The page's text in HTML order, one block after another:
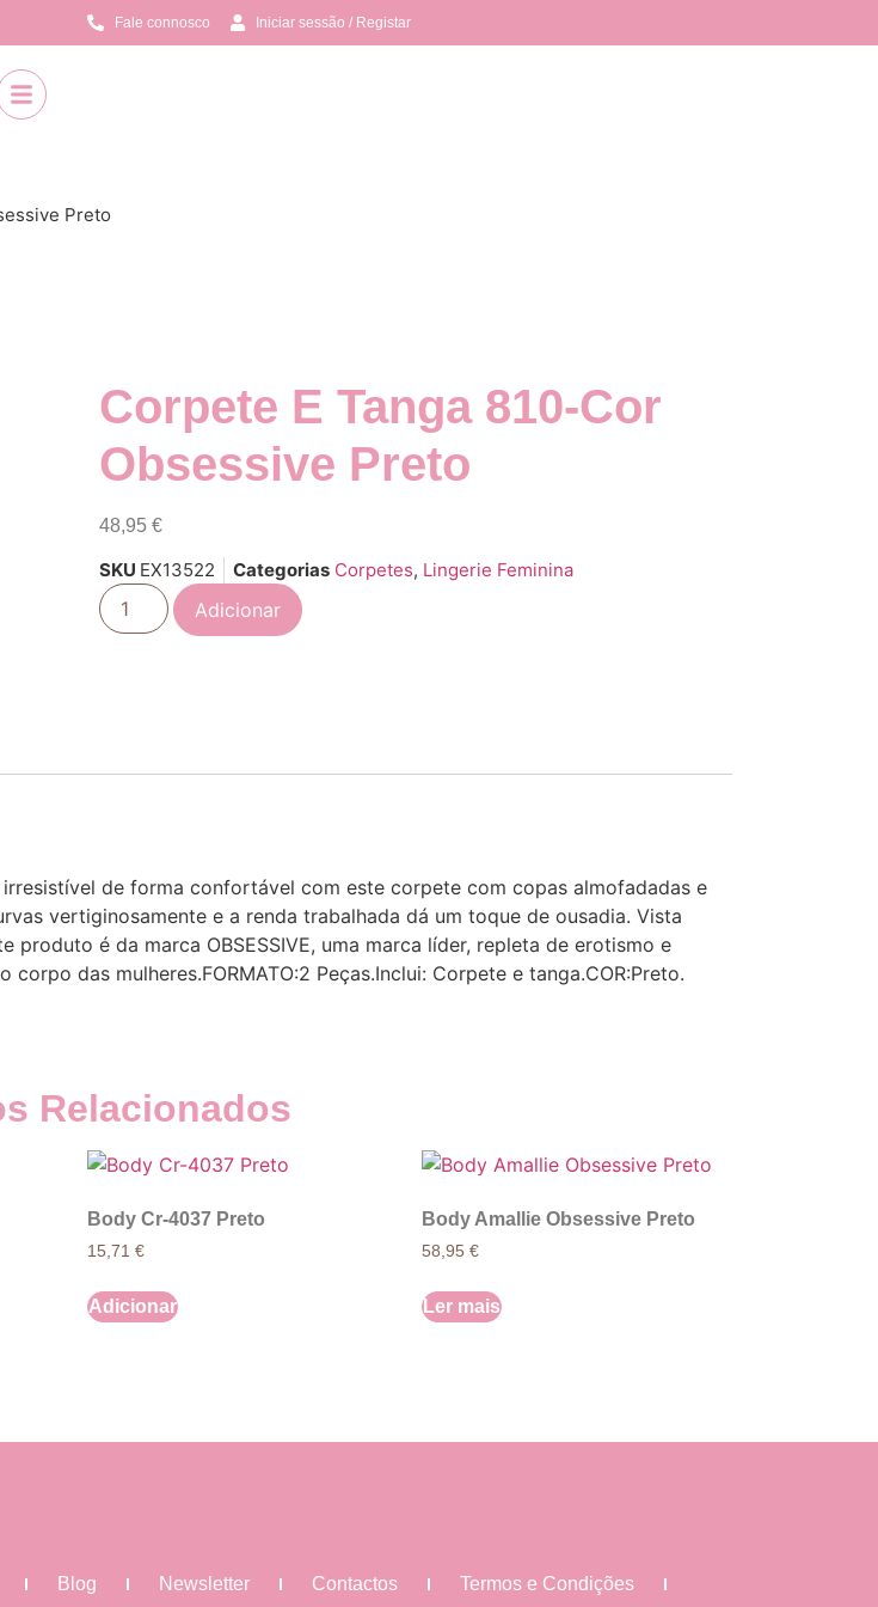
Fale connosco Iniciar sessão / Registar
Preto
Corpete E Tanga 810-Cor
Obsessive Preto
48,95 €
SKU EX13522 Categorias Corpetes, Lingerie Feminina
Adicionar
irresistível de forma confortável com este corpete com copas almofadadas e
vertiginosamente e a renda trabalhada dá um toque de ousadia. Vista
é da marca OBSESSIVE, uma marca líder, repleta de erotismo e
das mulheres.FORMATO:2 Peças.Inclui: Corpete e tanga.COR:Preto.
Relacionados
Body Cr-4037 Preto
15,71 €
Adicionar
Body Amallie Obsessive Preto
58,95 €
Ler mais
Blog Newsletter Contactos Termos e Condições